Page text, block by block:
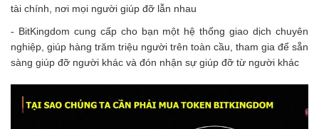
tài chính, nơi mọi người giúp đỡ lẫn nhau
- BitKingdom cung cấp cho bạn một hệ thống giao dịch chuyên
nghiệp, giúp hàng trăm triệu người trên toàn cầu, tham gia để sẵn
sàng giúp đỡ người khác và đón nhận sự giúp đỡ từ người khác